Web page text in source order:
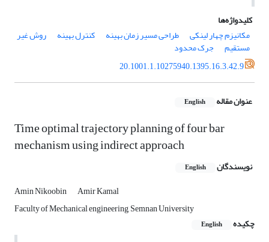
کلیدواژه‌ها
مکانیزم چهار لینکی
طراحی مسیر زمان بهینه کنترل بهینه روش غیر
مستقیم
جرک محدود
20.1001.1.10275940.1395.16.3.42.9
عنوان مقاله English
Time optimal trajectory planning of four bar
mechanism using indirect approach
نویسندگان English
Amin Nikoobin
Amir Kamal
Faculty of Mechanical engineering, Semnan University
چکیده
English